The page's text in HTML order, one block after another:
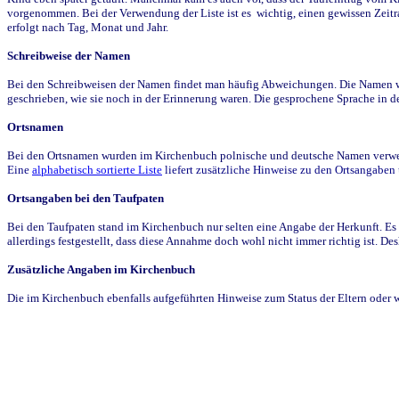
vorgenommen. Bei der Verwendung der Liste ist es wichtig, einen gewissen
erfolgt nach Tag, Monat und Jahr.
Schreibweise der Namen
Bei den Schreibweisen der Namen findet man häufig Abweichungen. Die
geschrieben, wie sie noch in der Erinnerung waren. Die gesprochene Sprache
Ortsnamen
Bei den Ortsnamen wurden im Kirchenbuch polnische und deutsche Namen
Eine alphabetisch sortierte Liste liefert zusätzliche Hinweise zu den
Ortsangaben bei den Taufpaten
Bei den Taufpaten stand im Kirchenbuch nur selten eine Angabe der Herkunft.
allerdings festgestellt, dass diese Annahme doch wohl nicht immer richtig ist.
Zusätzliche Angaben im Kirchenbuch
Die im Kirchenbuch ebenfalls aufgeführten Hinweise zum Status der Eltern